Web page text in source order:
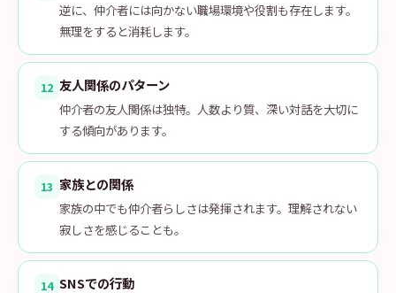
逆に、仲介者には向かない職場環境や役割も存在します。
無理をすると消耗します。
12 友人関係のパターン
仲介者の友人関係は独特。人数より質、深い対話を大切に
する傾向があります。
13 家族との関係
家族の中でも仲介者らしさは発揮されます。理解されない
寂しさを感じることも。
14 SNSでの行動